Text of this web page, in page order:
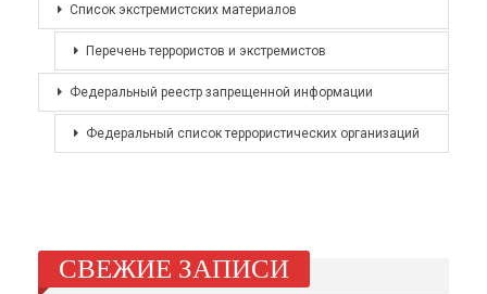
Список экстремистских материалов
Перечень террористов и экстремистов
Федеральный реестр запрещенной информации
Федеральный список террористических организаций
СВЕЖИЕ ЗАПИСИ